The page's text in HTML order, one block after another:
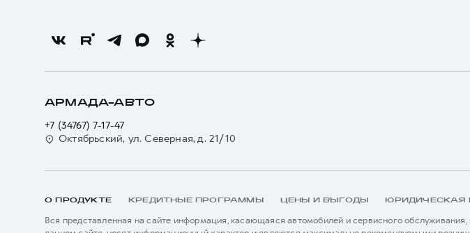
АРМАДА-АВТО
+7 (34767) 7-17-47
Октябрьский, ул. Северная, д. 21/10
О ПРОДУКТЕ КРЕДИТНЫЕ ПРОГРАММЫ ЦЕНЫ И ВЫГОДЫ ЮРИДИЧЕСКАЯ
Вся представленная на сайте информация, касающаяся автомобилей и сервисного